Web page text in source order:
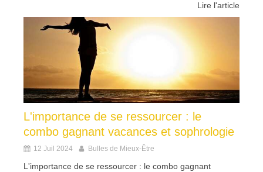
Lire l'article
L'importance de se ressourcer : le
combo gagnant vacances et sophrologie
12 Juil 2024 Bulles de Mieux-Être
L'importance de se ressourcer : le combo gagnant